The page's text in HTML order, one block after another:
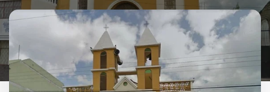
Parroquia Nuestra Señora de
Lourdes - Juan Montalvo